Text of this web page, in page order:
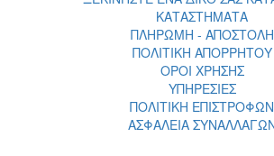
ΚΑΤΑΣΤΗΜΑΤΑ
ΠΛΗΡΩΜΗ - ΑΠΟΣΤΟΛΗ
ΠΟΛΙΤΙΚΗ ΑΠΟΡΡΗΤΟΥ
ΟΡΟΙ ΧΡΗΣΗΣ
ΥΠΗΡΕΣΙΕΣ
ΠΟΛΙΤΙΚΗ ΕΠΙΣΤΡΟΦΩΝ
ΑΣΦΑΛΕΙΑ